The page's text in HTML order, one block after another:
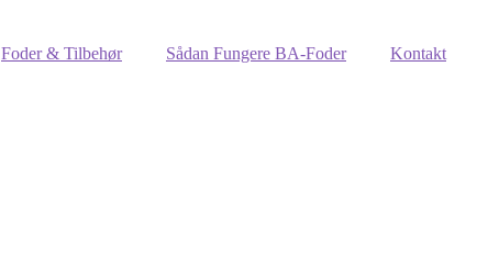
Foder & Tilbehør Sådan Fungere BA-Foder Kontakt